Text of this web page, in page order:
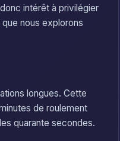
intérêt à privilégier
nous explorons
longues. Cette
de roulement
quarante secondes.